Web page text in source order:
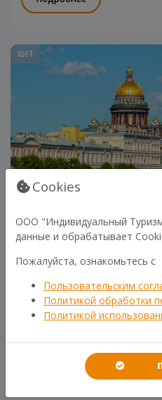
ХИТ
ИСААКИЕВСКИЙ СОБОР И
ЮСУПОВСКИЙ ДВОРЕЦ
Увлекательная экскурсия с
Исаакиевского Собора и
яркие
Подробнее
Cookies
ООО "Индивидуальный
данные и обрабатывает
Пожалуйста, ознакомьтесь с
Пользовательским
Политикой обработки
Политикой